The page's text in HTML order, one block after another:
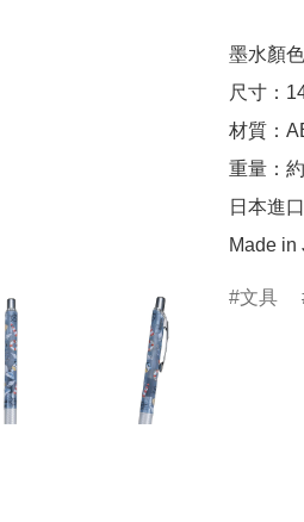
墨水顏
尺寸：
材質：
重量：
日本進
Made in
文具